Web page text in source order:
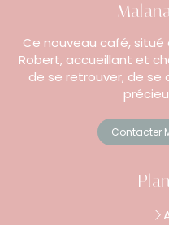
Ce nouveau café,
Robert, accueillant et
de se retrouver, de
Contacter